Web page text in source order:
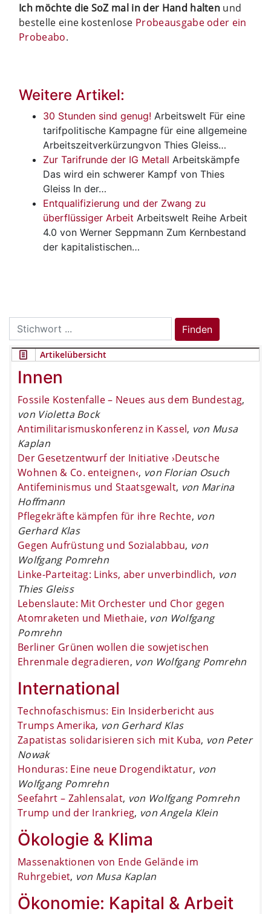
Ich möchte die SoZ mal in der Hand halten und
bestelle eine kostenlose Probeausgabe oder ein
Probeabo.
Weitere Artikel:
30 Stunden sind genug! Arbeitswelt Für eine
tarifpolitische Kampagne für eine allgemeine
Arbeitszeitverkürzungvon Thies Gleiss…
Zur Tarifrunde der IG Metall Arbeitskämpfe
Das wird ein schwerer Kampf von Thies
Gleiss In der…
Entqualifizierung und der Zwang zu
überflüssiger Arbeit Arbeitswelt Reihe Arbeit
4.0 von Werner Seppmann Zum Kernbestand
der kapitalistischen…
Search
for:
Finden
Artikelübersicht
Innen
Fossile Kostenfalle – Neues aus dem Bundestag,
von Violetta Bock
Antimilitarismuskonferenz in Kassel, von Musa
Kaplan
Der Gesetzentwurf der Initiative ›Deutsche
Wohnen & Co. enteignen‹, von Florian Osuch
Antifeminismus und Staatsgewalt, von Marina
Hoffmann
Pflegekräfte kämpfen für ihre Rechte, von
Gerhard Klas
Gegen Aufrüstung und Sozialabbau, von
Wolfgang Pomrehn
Linke-Parteitag: Links, aber unverbindlich, von
Thies Gleiss
Lebenslaute: Mit Orchester und Chor gegen
Atomraketen und Miethaie, von Wolfgang
Pomrehn
Berliner Grünen wollen die sowjetischen
Ehrenmale degradieren, von Wolfgang Pomrehn
International
Technofaschismus: Ein Insiderbericht aus
Trumps Amerika, von Gerhard Klas
Zapatistas solidarisieren sich mit Kuba, von Peter
Nowak
Honduras: Eine neue Drogendiktatur, von
Wolfgang Pomrehn
Seefahrt – Zahlensalat, von Wolfgang Pomrehn
Trump und der Irankrieg, von Angela Klein
Ökologie & Klima
Massenaktionen von Ende Gelände im
Ruhrgebiet, von Musa Kaplan
Ökonomie: Kapital & Arbeit